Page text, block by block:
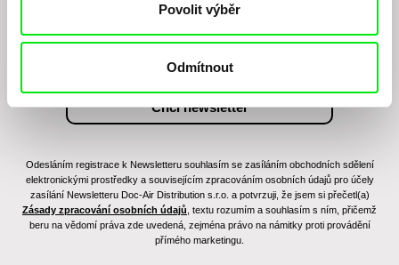
Povolit výběr
Odmítnout
Odesláním registrace k Newsletteru souhlasím se zasíláním obchodních sdělení
elektronickými prostředky a souvisejícím zpracováním osobních údajů pro účely
zasílání Newsletteru Doc-Air Distribution s.r.o. a potvrzuji, že jsem si přečetl(a)
Zásady zpracování osobních údajů , textu rozumím a souhlasím s ním, přičemž
beru na vědomí práva zde uvedená, zejména právo na námitky proti provádění
přímého marketingu.